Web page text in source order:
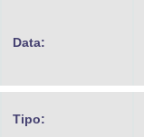
Data:
Tipo: